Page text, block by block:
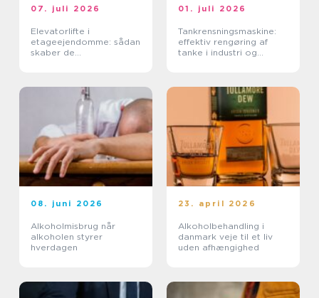
07. juli 2026
Elevatorlifte i
etageejendomme: sådan
skaber de
01. juli 2026
Tankrensningsmaskine:
effektiv rengøring af
tanke i industri og
08. juni 2026
Alkoholmisbrug når
alkoholen styrer
hverdagen
23. april 2026
Alkoholbehandling i
danmark veje til et liv
uden afhængighed